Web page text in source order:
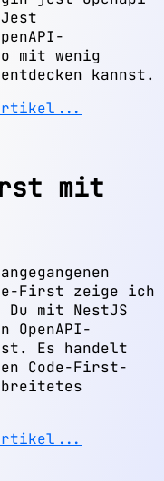
mit wenig
kannst.
mit
First zeige ich
mit NestJS
OpenAPI-
Es handelt
Code-First-